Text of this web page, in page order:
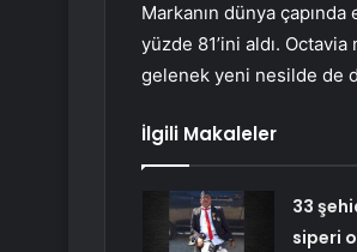
Markanın dünya
yüzde 81’ini aldı.
gelenek yeni nesilde de
İlgili Makaleler
33
siperi